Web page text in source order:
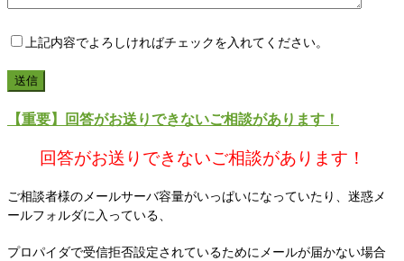
上記内容でよろしければチェックを入れてください。
【重要】回答がお送りできないご相談があります！
回答がお送りできないご相談があります！
ご相談者様のメールサーバ容量がいっぱいになっていたり、迷惑メ
ールフォルダに入っている、
プロパイダで受信拒否設定されているためにメールが届かない場合